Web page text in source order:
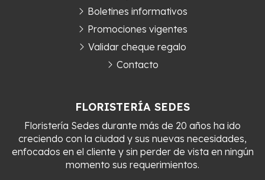
FLORISTERÍA SEDES
Floristería Sedes durante más de 20 años ha ido
creciendo con la ciudad y sus nuevas necesidades,
enfocados en el cliente y sin perder de vista en ningún
momento sus requerimientos.
Boletines informativos
Promociones vigentes
Validar cheque regalo
Contacto